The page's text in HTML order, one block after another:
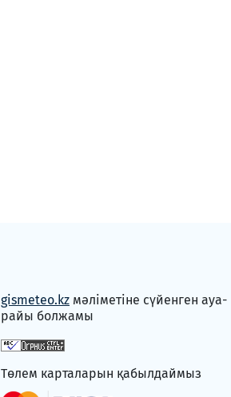
gismeteo.kz мәліметіне сүйенген ауа-
райы болжамы
Төлем карталарын қабылдаймыз